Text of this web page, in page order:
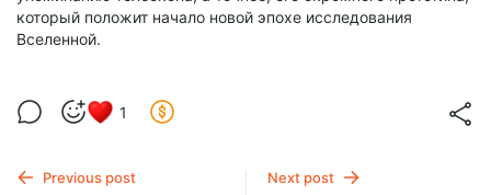
который положит начало новой эпохе исследования
Вселенной.
1
Previous post
Next post